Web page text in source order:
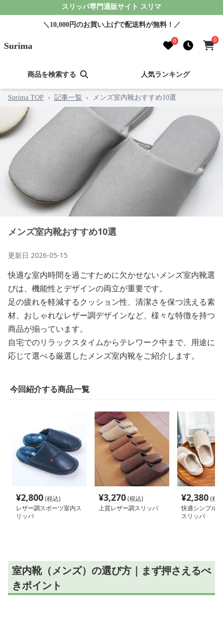
スリッパ専門通販サイト スリマ
＼10,000円のお買い上げで配送料が無料！／
Surima 0 0
商品を検索する 人気ランキング
Surima TOP › 記事一覧 › メンズ室内靴おすすめ10選
メンズ室内靴おすすめ10選
更新日 2026-05-15
快適な室内時間を過ごすために欠かせないメンズ室内靴選
びは、機能性とデザインの両立が重要です。
足の疲れを軽減するクッション性、清潔さを保つ洗える素
材、おしゃれなレザー調デザインなど、様々な特徴を持つ
商品が揃っています。
自宅でのリラックスタイムからテレワーク中まで、用途に
応じて選べる厳選したメンズ室内靴をご紹介します。
今回紹介する商品一覧
¥2,800(税込)
レザー調スポーツ室内ス
リッパ
¥3,270(税込)
上質レザー調スリッパ
¥2,380(税
快適シンプル
スリッパ
室内靴（メンズ）の選び方｜まず押さえるべ
きポイント